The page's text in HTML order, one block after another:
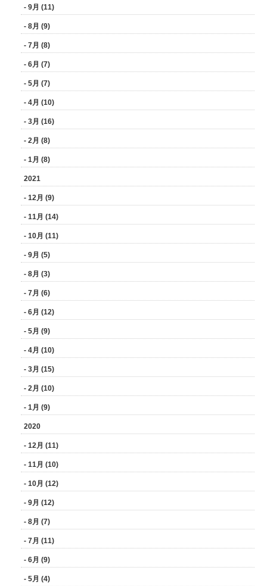
- 9月 (11)
- 8月 (9)
- 7月 (8)
- 6月 (7)
- 5月 (7)
- 4月 (10)
- 3月 (16)
- 2月 (8)
- 1月 (8)
2021
- 12月 (9)
- 11月 (14)
- 10月 (11)
- 9月 (5)
- 8月 (3)
- 7月 (6)
- 6月 (12)
- 5月 (9)
- 4月 (10)
- 3月 (15)
- 2月 (10)
- 1月 (9)
2020
- 12月 (11)
- 11月 (10)
- 10月 (12)
- 9月 (12)
- 8月 (7)
- 7月 (11)
- 6月 (9)
- 5月 (4)